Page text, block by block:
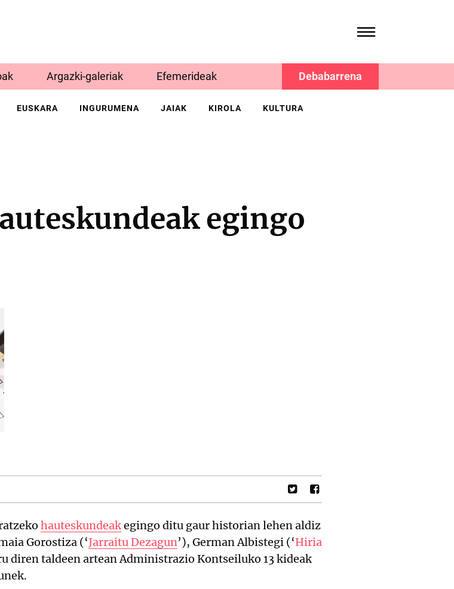
Argazki-galeriak Efemerideak Debabarrena
EUSKARA INGURUMENA JAIAK KIROLA KULTURA
egingo
hauteskundeakegingo ditu gaur historian lehen aldiz
Gorostiza (‘Jarraitu Dezagun’), German Albistegi (‘Hiria
diren taldeen artean Administrazio Kontseiluko 13 kideak